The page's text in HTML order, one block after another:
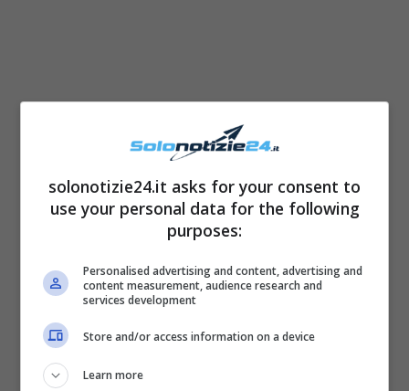
Le coppie potranno viveresituazioni
soprattutto nella giornata di
domenica. Si prospettano nuovi colpi di
solonotizie24.it asks for your consent to
use your personal data for the following
purposes:
Personalised advertising and content, advertising and
content measurement, audience research and
services development
Store and/or access information on a device
Learn more